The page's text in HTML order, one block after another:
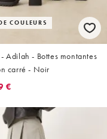
COULEURS
- Adilah - Bottes montantes
carré - Noir
€